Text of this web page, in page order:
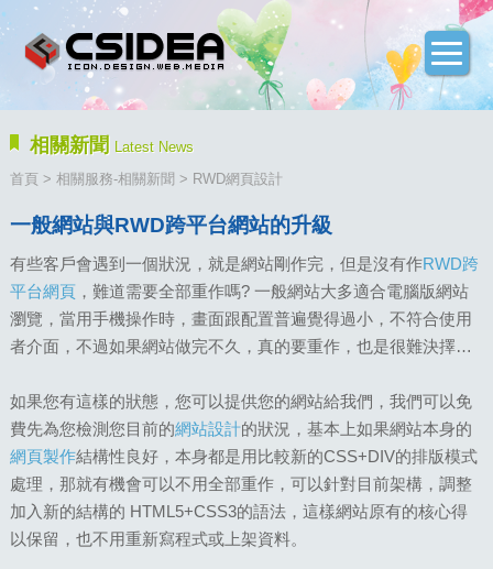
相關新聞 Latest News
首頁> 相關服務-相關新聞 > RWD網頁設計
一般網站與RWD跨平台網站的升級
有些客戶會遇到一個狀況，就是網站剛作完，但是沒有作RWD跨
平台網頁，難道需要全部重作嗎? 一般網站大多適合電腦版網站
瀏覽，當用手機操作時，畫面跟配置普遍覺得過小，不符合使用
者介面，不過如果網站做完不久，真的要重作，也是很難決擇…
如果您有這樣的狀態，您可以提供您的網站給我們，我們可以免
費先為您檢測您目前的網站設計的狀況，基本上如果網站本身的
網頁製作結構性良好，本身都是用比較新的CSS+DIV的排版模式
處理，那就有機會可以不用全部重作，可以針對目前架構，調整
加入新的結構的 HTML5+CSS3的語法，這樣網站原有的核心得
以保留，也不用重新寫程式或上架資料。